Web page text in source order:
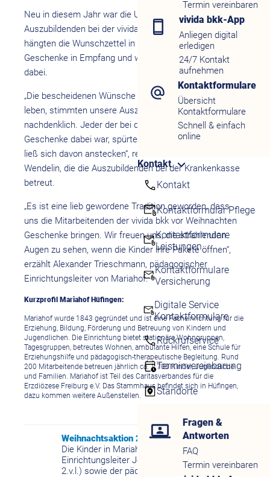
Termin vereinbaren
vivida bkk-App
Anliegen digital
erledigen
24/7 Kontakt
aufnehmen
Kontaktformulare
Übersicht
Kontaktformulare
Schnell & einfach
online
Kontakt
Kontakt
Kontaktformular Pflege
Kontaktformulare
Leistungen
Kontaktformulare
Versicherung
Digitale Service
Kontaktformulare
Rückrufservice
Terminvereinbarung
Standorte
Fragen &
Antworten
FAQ
Termin vereinbaren
Neu in diesem Jahr war die Unterstützung der
Auszubildenden bei der vivida bkk. Die Nachwuchskräfte
hängten die Wunschzettel in der Zentrale auf, nahmen
Geschenke in Empfang und waren bei der Übergabe
dabei.
„Die bescheidenen Wünsche der Kinder, die in Mariahof
leben, stimmten unsere Auszubilden tatsächlich
nachdenklich. Jeder der bei der Übergabe der
Geschenke dabei war, spürte die Freude der Kinder und
ließ sich davon anstecken“, resümiert Natascha
Wendelin, die die Auszubildenden bei der Krankenkasse
betreut.
„Es ist eine lieb gewordene Tradition geworden, dass
uns die Mitarbeitenden der vivida bkk vor Weihnachten
Geschenke bringen. Wir freuen uns, die strahlenden
Augen zu sehen, wenn die Kinder ihre Pakete öffnen“,
erzählt Alexander Trieschmann, pädagogischer
Einrichtungsleiter von Mariahof.
Kurzprofil Mariahof Hüfingen:
Mariahof wurde 1843 gegründet und ist eine Facheinrichtung für die
Erziehung, Bildung, Förderung und Betreuung von Kindern und
Jugendlichen. Die Einrichtung bietet stationäre Wohngruppen,
Tagesgruppen, betreutes Wohnen, ambulante Hilfen, eine Schule für
Erziehungshilfe und pädagogisch-therapeutische Begleitung. Rund
200 Mitarbeitende betreuen jährlich ca. 1.700 Kinder, Jugendliche
und Familien. Mariahof ist Teil des Caritasverbandes für die
Erzdiözese Freiburg e.V. Das Stammhaus befindet sich in Hüfingen,
dazu kommen weitere Außenstellen.
Weihnachtsaktion 2023
Die Kinder in Mariahof, der kaufmännische
Einrichtungsleiter Joachim Bucher (hinten,
2.v.l.) sowie der pädagogische